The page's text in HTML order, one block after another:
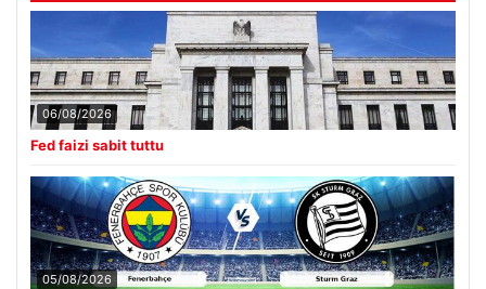
06/08/2026
Fed faizi sabit tuttu
05/08/2026